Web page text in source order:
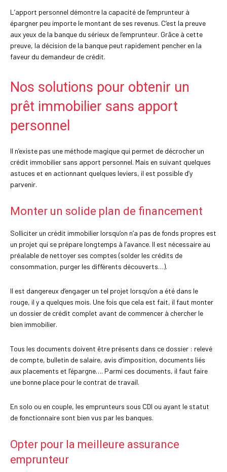
L’apport personnel démontre la capacité de l’emprunteur à
épargner peu importe le montant de ses revenus. C’est la preuve
aux yeux de la banque du sérieux de l’emprunteur. Grâce à cette
preuve, la décision de la banque peut rapidement pencher en la
faveur du demandeur de crédit.
Nos solutions pour obtenir un
prêt immobilier sans apport
personnel
Il n’existe pas une méthode magique qui permet de décrocher un
crédit immobilier sans apport personnel. Mais en suivant quelques
astuces et en actionnant quelques leviers, il est possible d’y
parvenir.
Monter un solide plan de financement
Solliciter un crédit immobilier lorsqu’on n’a pas de fonds propres est
un projet qui se prépare longtemps à l’avance. Il est nécessaire au
préalable de nettoyer ses comptes (solder les crédits de
consommation, purger les différents découverts…).
Il est dangereux d’engager un tel projet lorsqu’on a été dans le
rouge, il y a quelques mois. Une fois que cela est fait, il faut monter
un dossier de crédit complet avant de commencer à chercher le
bien immobilier.
Tous les documents doivent être présents dans ce dossier : relevé
de compte, bulletin de salaire, avis d’imposition, documents liés
aux placements et l’épargne…. Parmi ces documents, il faut faire
une bonne place pour le contrat de travail.
En solo ou en couple, les emprunteurs sous CDI ou ayant le statut
de fonctionnaire sont bien vus par les banques.
Opter pour la meilleure assurance
emprunteur